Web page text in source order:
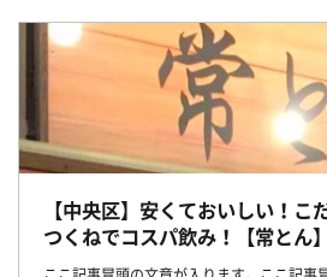
【中央区】安くておいしい！こ
つくねでコスパ飲み！【常とん】